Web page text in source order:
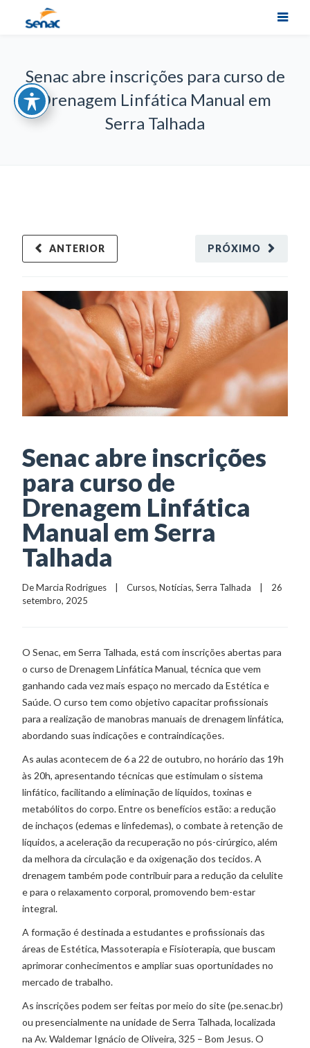
Senac abre inscrições para curso de
Drenagem Linfática Manual em
Serra Talhada
PRÓXIMO
ANTERIOR
Senac abre inscrições
para curso de
Drenagem Linfática
Manual em Serra
Talhada
De Marcia Rodrigues
    |
Cursos, Notícias, Serra Talhada
    |    26
setembro, 2025
O Senac, em Serra Talhada, está com inscrições abertas para
o curso de Drenagem Linfática Manual, técnica que vem
ganhando cada vez mais espaço no mercado da Estética e
Saúde. O curso tem como objetivo capacitar profissionais
para a realização de manobras manuais de drenagem linfática,
abordando suas indicações e contraindicações.
As aulas acontecem de 6 a 22 de outubro, no horário das 19h
às 20h, apresentando técnicas que estimulam o sistema
linfático, facilitando a eliminação de líquidos, toxinas e
metabólitos do corpo. Entre os benefícios estão: a redução
de inchaços (edemas e linfedemas), o combate à retenção de
líquidos, a aceleração da recuperação no pós-cirúrgico, além
da melhora da circulação e da oxigenação dos tecidos. A
drenagem também pode contribuir para a redução da celulite
e para o relaxamento corporal, promovendo bem-estar
integral.
A formação é destinada a estudantes e profissionais das
áreas de Estética, Massoterapia e Fisioterapia, que buscam
aprimorar conhecimentos e ampliar suas oportunidades no
mercado de trabalho.
As inscrições podem ser feitas por meio do site (pe.senac.br)
ou presencialmente na unidade de Serra Talhada, localizada
na Av. Waldemar Ignácio de Oliveira, 325 – Bom Jesus. O